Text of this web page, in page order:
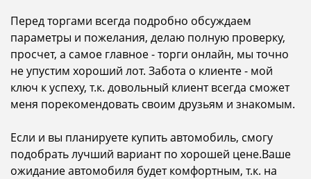
Перед торгами всегда подробно обсуждаем
параметры и пожелания, делаю полную проверку,
просчет, а самое главное - торги онлайн, мы точно
не упустим хороший лот. Забота о клиенте - мой
ключ к успеху, т.к. довольный клиент всегда сможет
меня порекомендовать своим друзьям и знакомым.
Если и вы планируете купить автомобиль, смогу
подобрать лучший вариант по хорошей цене.Ваше
ожидание автомобиля будет комфортным, т.к. на